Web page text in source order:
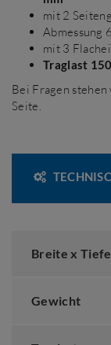
mit 2
Abmessung
mit 3
Traglast
Bei Fragen
Seite.
Breite x
Gewicht